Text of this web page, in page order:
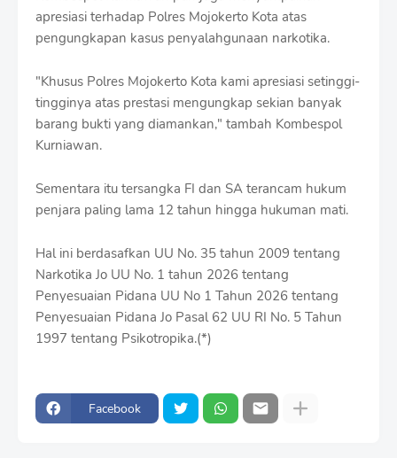
apresiasi terhadap Polres Mojokerto Kota atas
pengungkapan kasus penyalahgunaan narkotika.
"Khusus Polres Mojokerto Kota kami apresiasi setinggi-
tingginya atas prestasi mengungkap sekian banyak
barang bukti yang diamankan," tambah Kombespol
Kurniawan.
Sementara itu tersangka FI dan SA terancam hukum
penjara paling lama 12 tahun hingga hukuman mati.
Hal ini berdasafkan UU No. 35 tahun 2009 tentang
Narkotika Jo UU No. 1 tahun 2026 tentang
Penyesuaian Pidana UU No 1 Tahun 2026 tentang
Penyesuaian Pidana Jo Pasal 62 UU RI No. 5 Tahun
1997 tentang Psikotropika.(*)
Facebook